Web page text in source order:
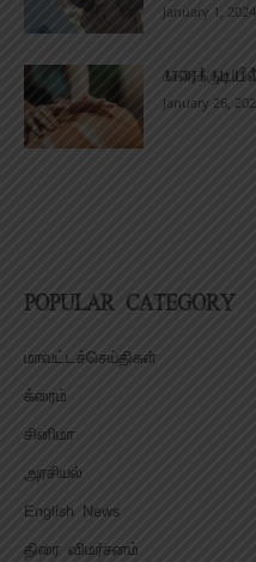
January 1, 2024
January 26,
POPULAR CATEGORY
மாவட்டச்செய்திகள்
க்ரைம்
சினிமா
அரசியல்
English News
திரை விமர்சனம்